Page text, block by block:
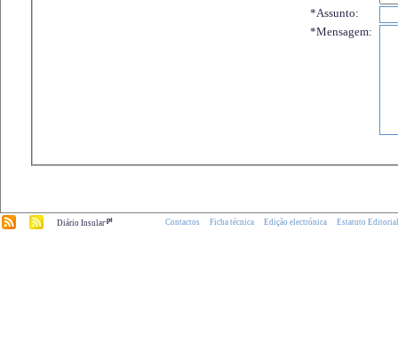
*Assunto:
*Mensagem:
Diário Insular.pt Contactos Ficha técnica Edição electrónica Estatuto Editorial